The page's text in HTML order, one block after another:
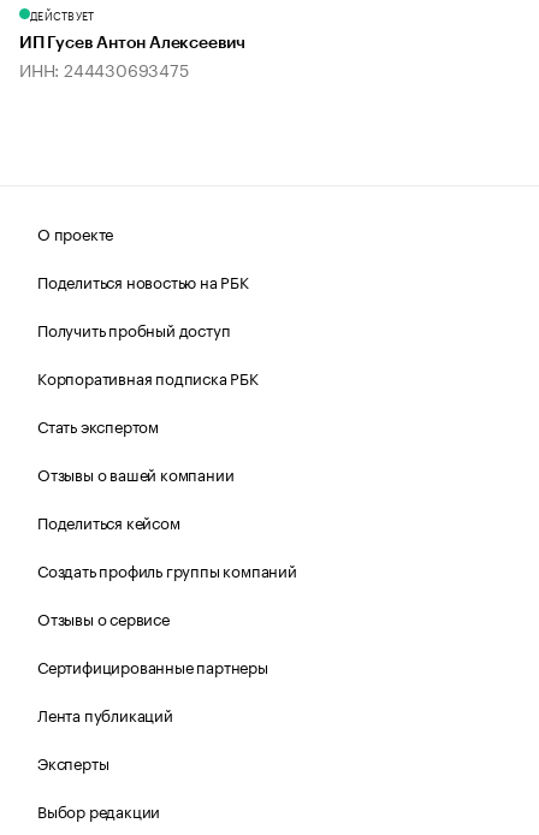
ДЕЙСТВУЕТ
ИП Гусев Антон Алексеевич
ИНН: 244430693475
О проекте
Поделиться новостью на РБК
Получить пробный доступ
Корпоративная подписка РБК
Стать экспертом
Отзывы о вашей компании
Поделиться кейсом
Создать профиль группы компаний
Отзывы о сервисе
Сертифицированные партнеры
Лента публикаций
Эксперты
Выбор редакции